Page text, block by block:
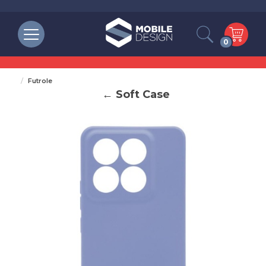
0
Futrole
← Soft Case